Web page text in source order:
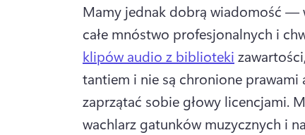
Mamy jednak dobrą wiadomość —
całe mnóstwo profesjonalnych i
klipów audio z biblioteki
tantiem i nie są chronione prawami
zaprzątać sobie głowy licencjami.
wachlarz gatunków muzycznych i